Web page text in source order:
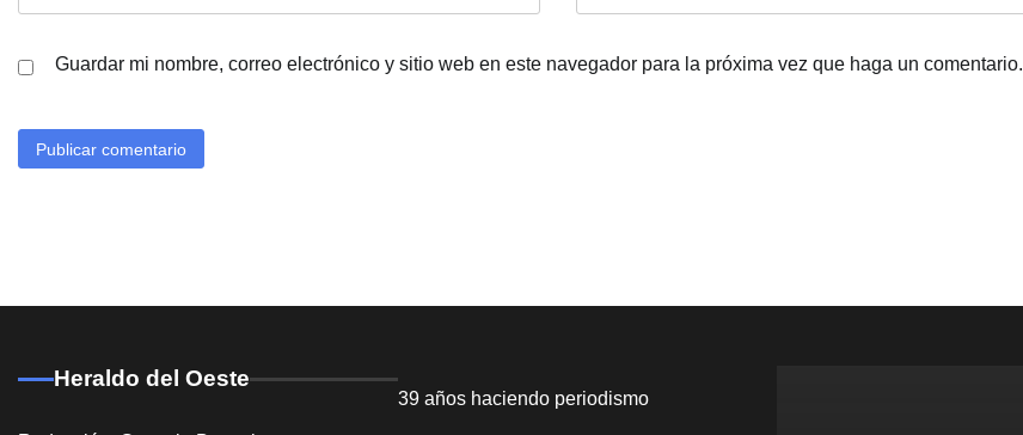
Guardar mi nombre, correo electrónico y sitio web en este navegador para la próxima vez que haga un comentario.
Heraldo del Oeste
39 años haciendo periodismo